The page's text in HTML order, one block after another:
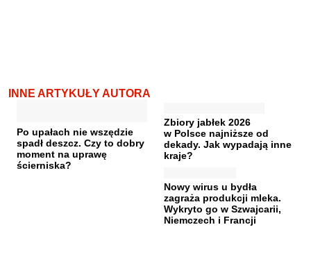
INNE ARTYKUŁY AUTORA
Po upałach nie wszędzie
spadł deszcz. Czy to dobry
moment na uprawę
ścierniska?
Zbiory jabłek 2026
w Polsce najniższe od
dekady. Jak wypadają inne
kraje?
Nowy wirus u bydła
zagraża produkcji mleka.
Wykryto go w Szwajcarii,
Niemczech i Francji